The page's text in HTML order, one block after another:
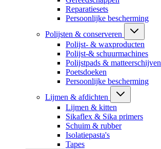
Reparatiesets
Persoonlijke bescherming
Polijsten & conserveren
Polijst- & waxproducten
Polijst-& schuurmachines
Polijstpads & matteerschijven
Poetsdoeken
Persoonlijke bescherming
Lijmen & afdichten
Lijmen & kitten
Sikaflex & Sika primers
Schuim & rubber
Isolatiepasta's
Tapes